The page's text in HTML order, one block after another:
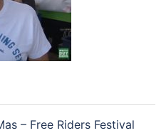
– Free Riders Festival